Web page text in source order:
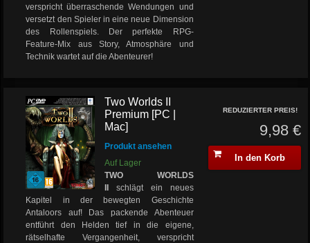
verspricht überraschende Wendungen und
versetzt den Spieler in eine neue Dimension
des Rollenspiels. Der perfekte RPG-
Feature-Mix aus Story, Atmosphäre und
Technik wartet auf die Abenteurer!
Two Worlds II
Premium [PC |
Mac]
Produkt ansehen
Auf Lager
TWO WORLDS
schlägt ein neues
Kapitel in der bewegten Geschichte
Antaloors auf! Das packende Abenteuer
entführt den Helden tief in die eigene,
rätselhafte Vergangenheit, verspricht
REDUZIERTER PREIS!
9,98 €
In den Korb